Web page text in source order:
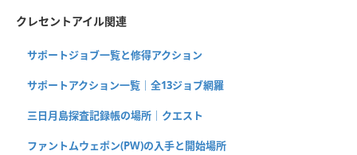
クレセントアイル関連
サポートジョブ一覧と修得アクション
サポートアクション一覧｜全13ジョブ網羅
三日月島探査記録帳の場所｜クエスト
ファントムウェポン(PW)の入手と開始場所